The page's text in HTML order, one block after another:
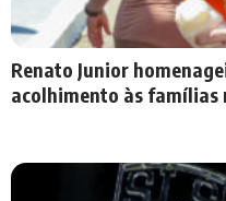
Renato Junior
acolhimento às famílias